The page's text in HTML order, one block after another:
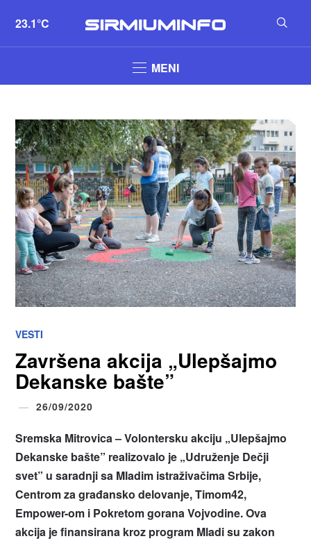
23.1°C
MENI
VESTI
Završena akcija „Ulepšajmo
Dekanske bašte”
26/09/2020
Sremska Mitrovica – Volontersku akciju „Ulepšajmo
Dekanske bašte” realizovalo je „Udruženje Dečji
svet” u saradnji sa Mladim istraživačima Srbije,
Centrom za građansko delovanje, Timom42,
Empower-om i Pokretom gorana Vojvodine. Ova
akcija je finansirana kroz program Mladi su zakon